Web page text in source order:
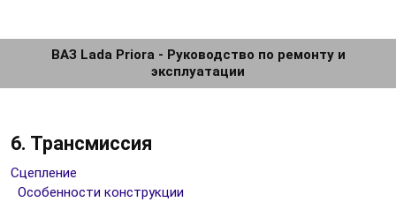
ВАЗ Lada Priora - Руководство по ремонту и
эксплуатации
6. Трансмиссия
Сцепление
Особенности конструкции